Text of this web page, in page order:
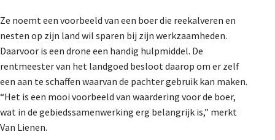
Ze noemt een voorbeeld van een boer die reekalveren en
nesten op zijn land wil sparen bij zijn werkzaamheden.
Daarvoor is een drone een handig hulpmiddel. De
rentmeester van het landgoed besloot daarop om er zelf
een aan te schaffen waarvan de pachter gebruik kan maken.
“Het is een mooi voorbeeld van waardering voor de boer,
wat in de gebiedssamenwerking erg belangrijk is,” merkt
Van Lienen.